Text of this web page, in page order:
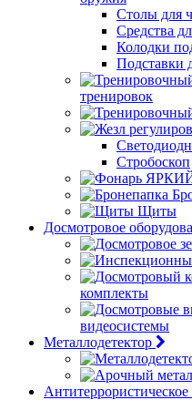
Столы для
Средства
Колодки
Подставки
тренировок
Стробоскоп
Щиты
Досмотровое
комплекты
видеосистемы
Металлодетектор